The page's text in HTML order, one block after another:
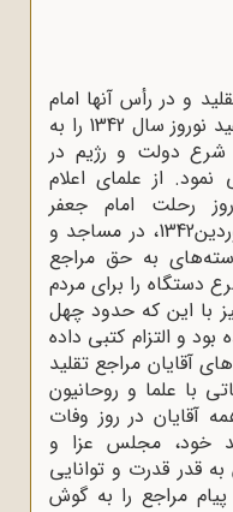
معظم تقلید و در رأس آنها امام
خمینى(ره)، طى پیام و بیانیه‌اى عید نوروز سال 1342 را به
شرع دولت و رژیم در
از علماى اعلام
رحلت امام جعفر
صادق(ع) مصادف با روز دوم فروردین1342، در مساجد و
به حق مراجع
دستگاه را براى مردم
با این که حدود چهل
و التزام کتبى داده
آقایان مراجع تقلید
با علما و روحانیون
آقایان در روز وفات
خود، مجلس عزا و
قدر قدرت و توانایى
مراجع را به گوش